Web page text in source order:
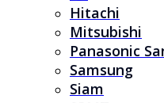
Hitachi
Mitsubishi
Panasonic
Samsung
Siam